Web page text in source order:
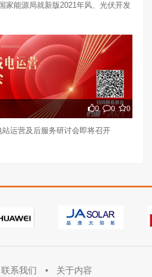
家能源局就新版2021年风、光伏开发
0 0 0
运营及后服务研讨会即将召开
联系我们 • 关于内容